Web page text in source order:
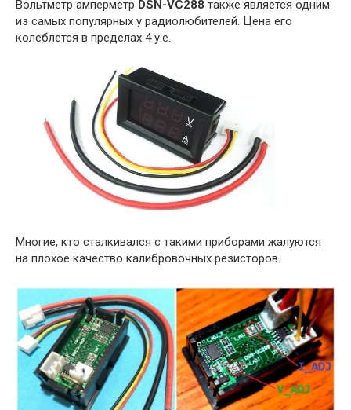
Вольтметр амперметр DSN-VC288 также является одним
из самых популярных у радиолюбителей. Цена его
колеблется в пределах 4 у.е.
Многие, кто сталкивался с такими приборами жалуются
на плохое качество калибровочных резисторов.